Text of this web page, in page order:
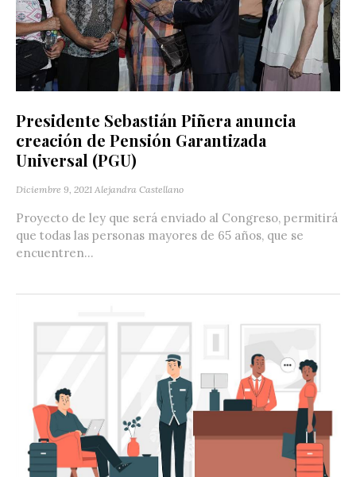
Presidente Sebastián Piñera anuncia
creación de Pensión Garantizada
Universal (PGU)
Diciembre 9, 2021 Alejandra Castellano
Proyecto de ley que será enviado al Congreso, permitirá
que todas las personas mayores de 65 años, que se
encuentren...